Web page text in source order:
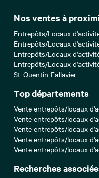
Nos ventes à
Entrepôts/Locaux
Entrepôts/Locaux
Entrepôts/Locaux
Entrepôts/Locaux
St-Quentin-Fallavier
Top départements
Vente entrepôts/locaux
Vente entrepôts/locaux
Vente entrepôts/locaux
Vente entrepôts/locaux
Vente entrepôts/locaux
Recherches